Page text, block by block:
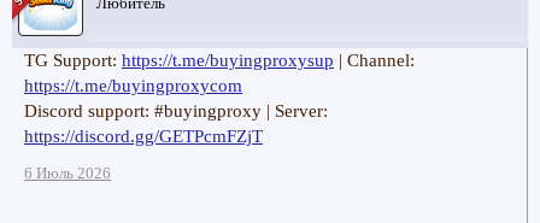
TG Support: https://t.me/buyingproxysup | Channel:
https://t.me/buyingproxycom
Discord support: #buyingproxy | Server:
https://discord.gg/GETPcmFZjT
6 Июль 2026